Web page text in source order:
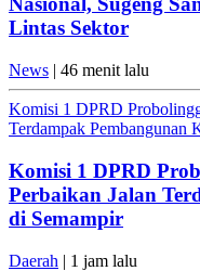
Lintas Sektor
News | 46 menit lalu
Komisi 1 DPRD
Terdampak Pembangunan
Komisi 1 DPRD
Perbaikan Jalan
di Semampir
Daerah | 1 jam lalu